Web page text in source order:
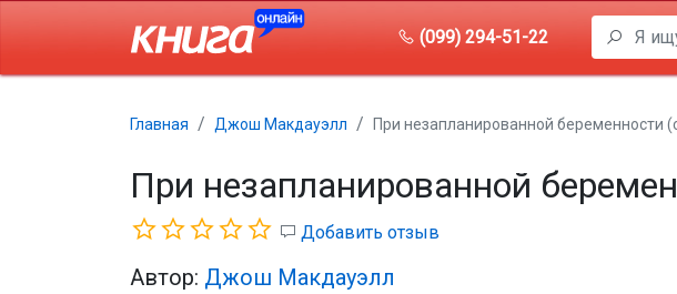
(099) 294-51-22
Главная Джош Макдауэлл При незапланированной беременности
При незапланированной
Добавить отзыв
Автор: Джош Макдауэлл